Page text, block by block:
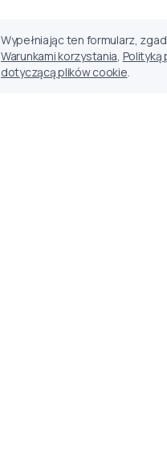
Wypełniając ten formularz,
Warunkami korzystania, Polityką
dotyczącą plików cookie.